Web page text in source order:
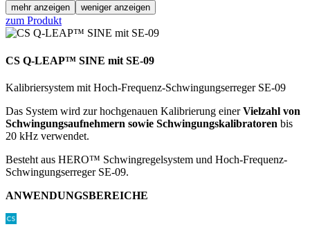
mehr anzeigen weniger anzeigen
zum Produkt
CS Q-LEAP™ SINE mit SE-09
Kalibriersystem mit Hoch-Frequenz-Schwingungserreger SE-09
Das System wird zur hochgenauen Kalibrierung einerVielzahl von
Schwingungsaufnehmern sowie Schwingungskalibratoren bis
20 kHz verwendet.
Besteht aus HERO™ Schwingregelsystem und Hoch-Frequenz-
Schwingungserreger SE-09.
ANWENDUNGSBEREICHE